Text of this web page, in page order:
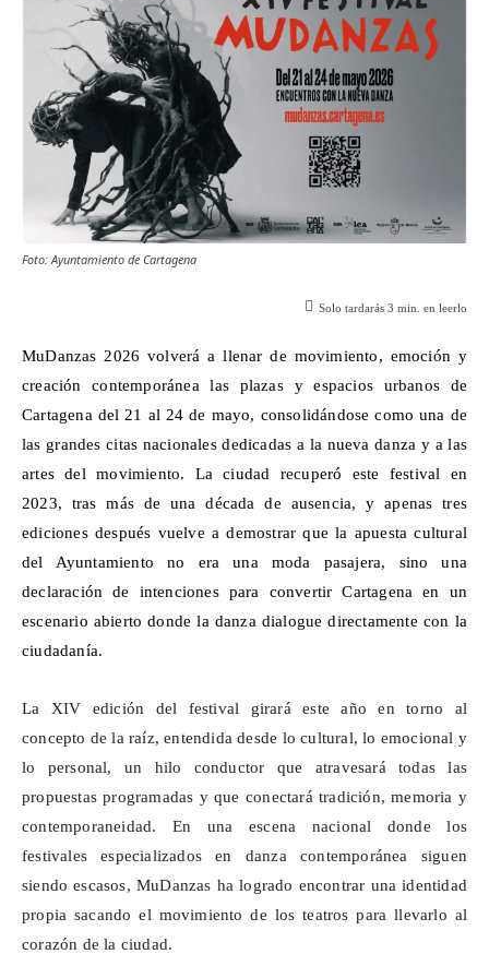
Foto: Ayuntamiento de Cartagena
Solo tardarás 3 min. en leerlo
MuDanzas 2026 volverá a llenar de movimiento, emoción y
creación contemporánea las plazas y espacios urbanos de
Cartagena del 21 al 24 de mayo, consolidándose como una de
las grandes citas nacionales dedicadas a la nueva danza y a las
artes del movimiento. La ciudad recuperó este festival en
2023, tras más de una década de ausencia, y apenas tres
ediciones después vuelve a demostrar que la apuesta cultural
del Ayuntamiento no era una moda pasajera, sino una
declaración de intenciones para convertir Cartagena en un
escenario abierto donde la danza dialogue directamente con la
ciudadanía.
La XIV edición del festival girará este año en torno al
concepto de la raíz, entendida desde lo cultural, lo emocional y
lo personal, un hilo conductor que atravesará todas las
propuestas programadas y que conectará tradición, memoria y
contemporaneidad. En una escena nacional donde los
festivales especializados en danza contemporánea siguen
siendo escasos, MuDanzas ha logrado encontrar una identidad
propia sacando el movimiento de los teatros para llevarlo al
corazón de la ciudad.